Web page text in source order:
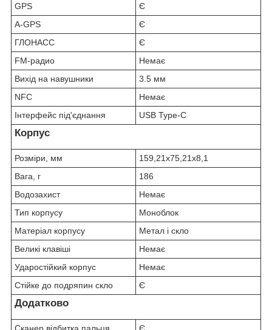
GPS
Є
A-GPS
Є
ГЛОНАСС
Є
FM-радио
Немає
Вихід на навушники
3.5 мм
NFC
Немає
Інтерфейс під'єднання
USB Type-C
Корпус
Розміри, мм
159,21x75,21x8,1
Вага, г
186
Водозахист
Немає
Тип корпусу
Моноблок
Матеріал корпусу
Метал і скло
Великі клавіші
Немає
Ударостійкий корпус
Немає
Стійке до подряпин скло
Є
Додатково
Сканер відбитка пальця
Є